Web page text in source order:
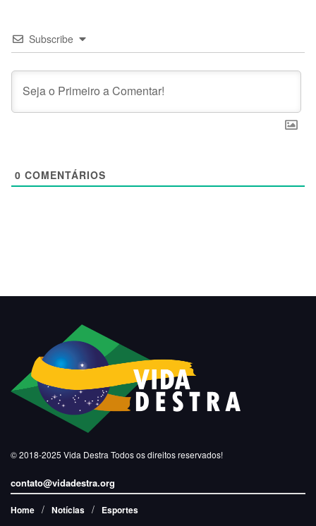
Subscribe
0 COMENTÁRIOS
© 2018-2025 Vida Destra Todos os direitos reservados!
contato@vidadestra.org
Home Notícias Esportes